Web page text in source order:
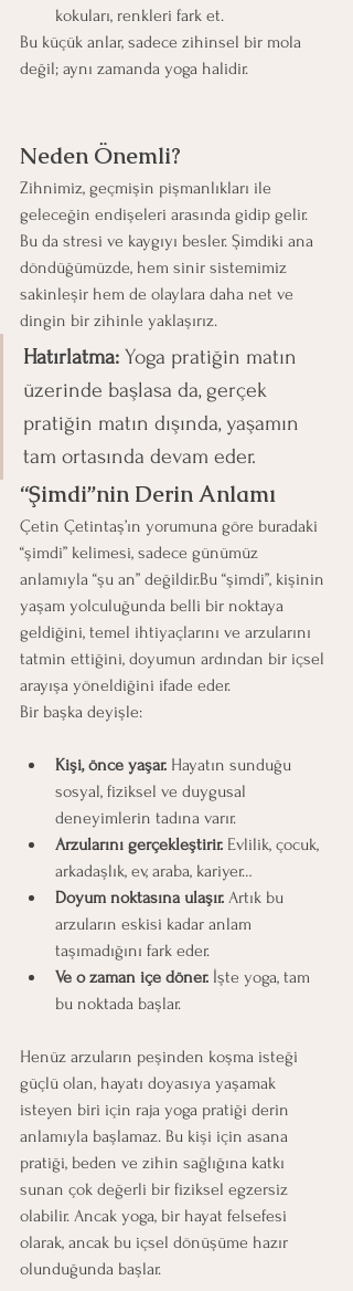
kokuları, renkleri fark et.
Bu küçük anlar, sadece zihinsel bir mola
değil; aynı zamanda yoga halidir.
Neden Önemli?
Zihnimiz, geçmişin pişmanlıkları ile
geleceğin endişeleri arasında gidip gelir.
Bu da stresi ve kaygıyı besler. Şimdiki ana
döndüğümüzde, hem sinir sistemimiz
sakinleşir hem de olaylara daha net ve
dingin bir zihinle yaklaşırız.
Hatırlatma: Yoga pratiğin matın
üzerinde başlasa da, gerçek
pratiğin matın dışında, yaşamın
tam ortasında devam eder.
“Şimdi”nin Derin Anlamı
Çetin Çetintaş’ın yorumuna göre buradaki
“şimdi” kelimesi, sadece günümüz
anlamıyla “şu an” değildir.Bu “şimdi”, kişinin
yaşam yolculuğunda belli bir noktaya
geldiğini, temel ihtiyaçlarını ve arzularını
tatmin ettiğini, doyumun ardından bir içsel
arayışa yöneldiğini ifade eder.
Bir başka deyişle:
Kişi, önce yaşar. Hayatın sunduğu
sosyal, fiziksel ve duygusal
deneyimlerin tadına varır.
Arzularını gerçekleştirir. Evlilik, çocuk,
arkadaşlık, ev, araba, kariyer…
Doyum noktasına ulaşır. Artık bu
arzuların eskisi kadar anlam
taşımadığını fark eder.
Ve o zaman içe döner. İşte yoga, tam
bu noktada başlar.
Henüz arzuların peşinden koşma isteği
güçlü olan, hayatı doyasıya yaşamak
isteyen biri için raja yoga pratiği derin
anlamıyla başlamaz. Bu kişi için asana
pratiği, beden ve zihin sağlığına katkı
sunan çok değerli bir fiziksel egzersiz
olabilir. Ancak yoga, bir hayat felsefesi
olarak, ancak bu içsel dönüşüme hazır
olunduğunda başlar.